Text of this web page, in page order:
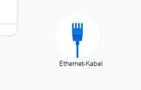
Ethernet-Kabel